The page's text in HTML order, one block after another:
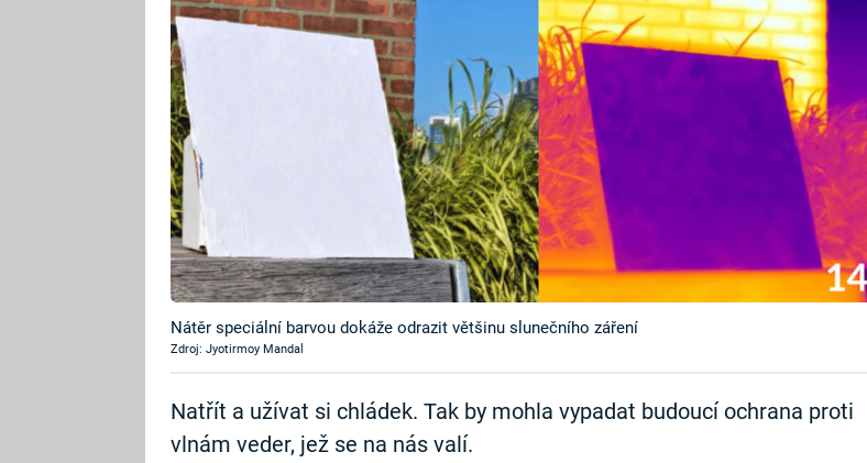
Nátěr speciální barvou dokáže odrazit většinu slunečního záření
Zdroj: Jyotirmoy Mandal
Natřít a užívat si chládek. Tak by mohla vypadat budoucí ochrana proti
vlnám veder, jež se na nás valí.